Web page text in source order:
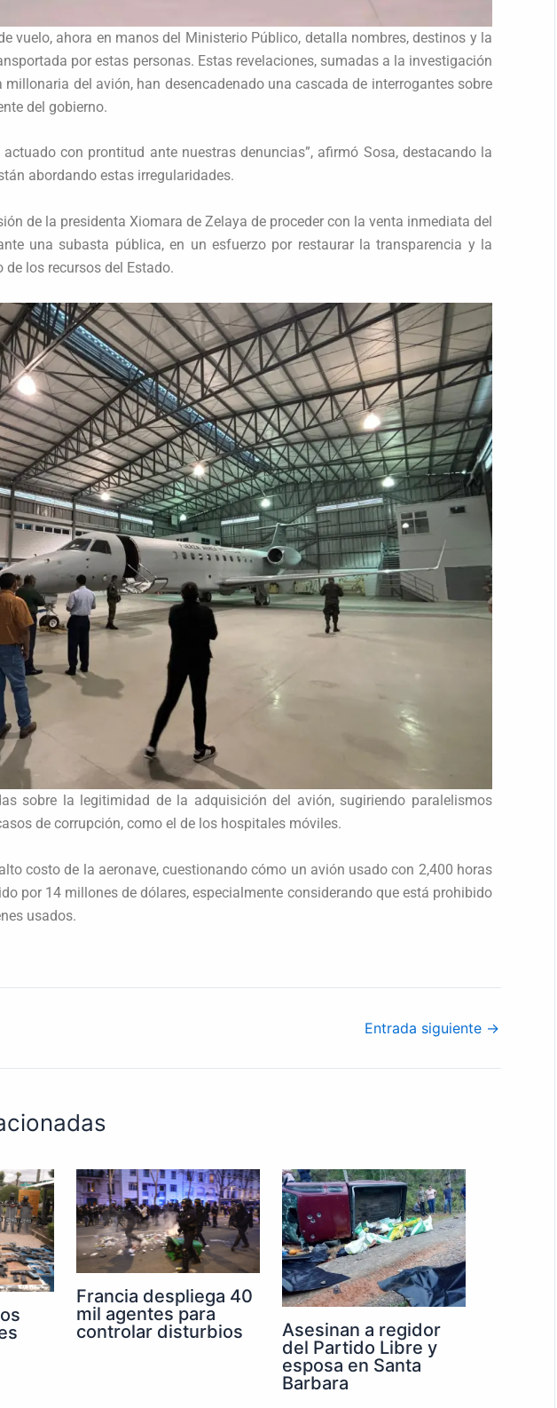
vuelo, ahora en manos del Ministerio Público, detalla nombres, destinos y la
por estas personas. Estas revelaciones, sumadas a la investigación
millonaria del avión, han desencadenado una cascada de interrogantes sobre
del gobierno.
con prontitud ante nuestras denuncias”, afirmó Sosa, destacando la
abordando estas irregularidades.
de la presidenta Xiomara de Zelaya de proceder con la venta inmediata del
una subasta pública, en un esfuerzo por restaurar la transparencia y la
los recursos del Estado.
sobre la legitimidad de la adquisición del avión, sugiriendo paralelismos
de corrupción, como el de los hospitales móviles.
costo de la aeronave, cuestionando cómo un avión usado con 2,400 horas
por 14 millones de dólares, especialmente considerando que está prohibido
usados.
Entrada siguiente →
Francia despliega 40
mil agentes para
controlar disturbios
Asesinan a regidor
del Partido Libre y
esposa en Santa
Barbara